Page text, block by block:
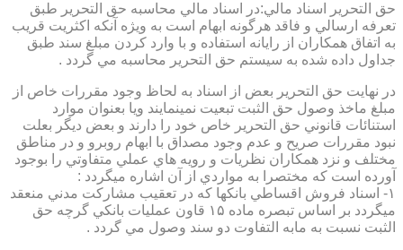
حق التحرير اسناد مالي:در اسناد مالي محاسبه حق التحرير طبق
تعرفه ارسالي و فاقد هرگونه ابهام است به ويژه آنكه اكثريت قريب
به اتفاق همكاران از رايانه استفاده و با وارد كردن مبلغ سند طبق
جداول داده شده به سيستم حق التحرير محاسبه مي گردد .
در نهايت حق التحرير بعض از اسناد به لحاظ وجود مقررات خاص از
مبلغ ماخذ وصول حق الثبت تبعيت نمينمايند ويا بعنوان موارد
استنائات قانوني حق التحرير خاص خود را دارند و بعض ديگر بعلت
نبود مقررات صريح و عدم وجود مصداق با ابهام روبرو و در مناطق
مختلف و نزد همكاران نظريات و رويه هاي عملي متفاوتي را بوجود
آورده است كه مختصرا به مواردي از آن اشاره ميگردد :
۱- اسناد فروش اقساطي بانكها كه در تعقيب مشاركت مدني منعقد
ميگردد بر اساس تبصره ماده ۱۵ قاون عمليات بانكي گرچه حق
الثبت نسبت به مابه التفاوت دو سند وصول مي گردد .